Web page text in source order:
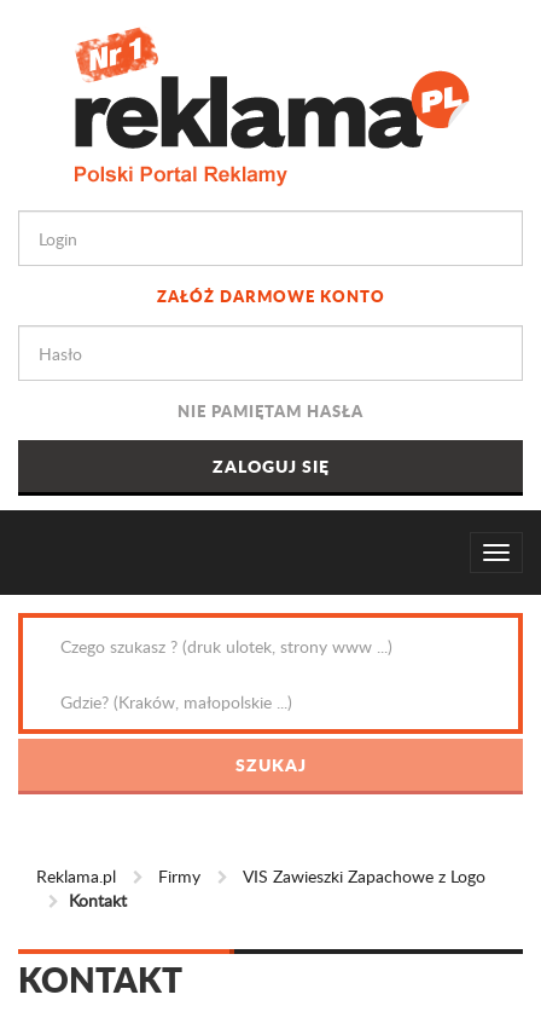
ZAŁÓŻ DARMOWE KONTO
NIE PAMIĘTAM HASŁA
Reklama.pl Firmy
VIS Zawieszki Zapachowe z Logo
Kontakt
KONTAKT